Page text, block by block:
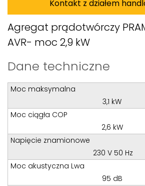
Kontakt z działem
Damian Korkus
Teren całego kraju
Kom:+48 601 750 464
E-mail:
Tomasz Bochenek
Teren całego kraju
Specjalista d/s sprzedaż
Agregat prądotwórczy
AVR- moc 2,9 kW
Dane techniczne
Moc maksymalna
3,1 kW
Moc ciągła COP
2,6 kW
Napięcie znamionowe
230 V 50 Hz
Moc akustyczna Lwa
95 dB